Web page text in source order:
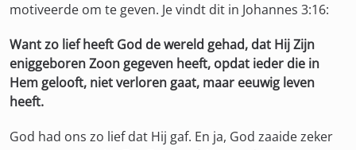
motiveerde om te geven. Je vindt dit in Johannes 3:16:
Want zo lief heeft God de wereld gehad, dat Hij Zijn
eniggeboren Zoon gegeven heeft, opdat ieder die in
Hem gelooft, niet verloren gaat, maar eeuwig leven
heeft.
God had ons zo lief dat Hij gaf. En ja, God zaaide zeker